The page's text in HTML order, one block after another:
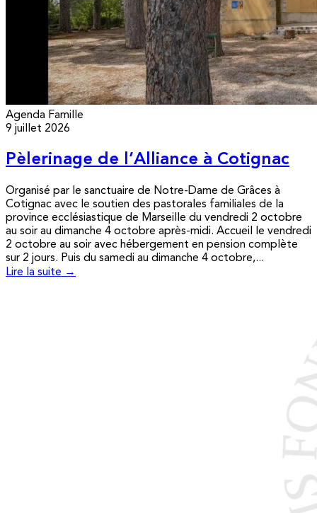
Agenda Famille
9 juillet 2026
Pèlerinage de l’Alliance à Cotignac
Organisé par le sanctuaire de Notre-Dame de Grâces à
Cotignac avec le soutien des pastorales familiales de la
province ecclésiastique de Marseille du vendredi 2 octobre
au soir au dimanche 4 octobre après-midi. Accueil le vendredi
2 octobre au soir avec hébergement en pension complète
sur 2 jours. Puis du samedi au dimanche 4 octobre,...
Lire la suite →